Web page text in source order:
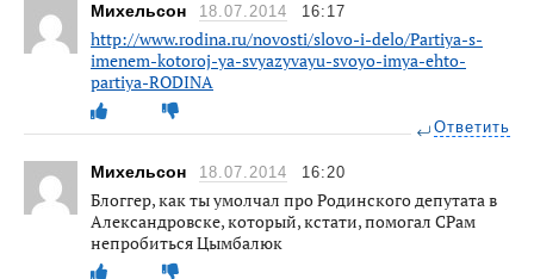
Михельсон 18.07.2014 16:17
http://www.rodina.ru/novosti/slovo-i-delo/Partiya-s-
imenem-kotoroj-ya-svyazyvayu-svoyo-imya-ehto-
partiya-RODINA
Ответить
Михельсон 18.07.2014 16:20
Блоггер, как ты умолчал про Родинского депутата в
Александровске, который, кстати, помогал СРам
непробиться Цымбалюк